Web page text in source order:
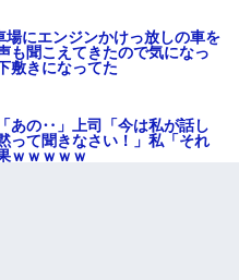
場にエンジンかけっ放しの車を
も聞こえてきたので気になっ
敷きになってた
あの‥」上司「今は私が話し
って聞きなさい！」私「それ
ｗｗｗｗｗ